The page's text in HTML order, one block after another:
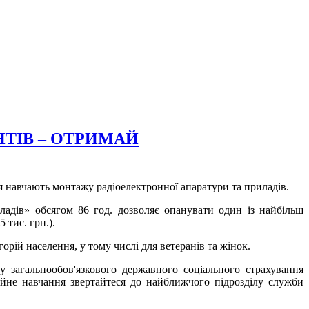
– ОТРИМАЙ
монтажу радіоелектронної апаратури та приладів.
обсягом 86 год. дозволяє опанувати один із найбільш
тис. грн.).
населення, у тому числі для ветеранів та жінок.
державного соціального страхування
навчання звертайтеся до найближчого підрозділу служби